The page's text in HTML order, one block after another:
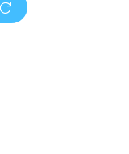
გატანის